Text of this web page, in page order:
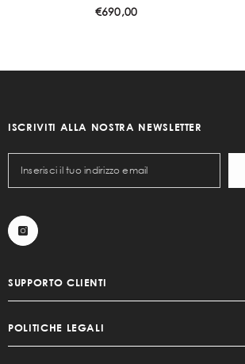
€690,00
ISCRIVITI ALLA NOSTRA NEWSLETTER
SUPPORTO CLIENTI
POLITICHE LEGALI